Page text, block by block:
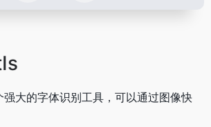
大的字体识别工具，可以通过图像快